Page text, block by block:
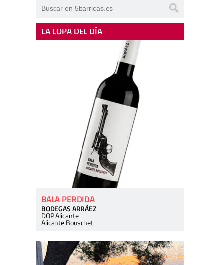
LA COPA DEL DÍA
BALA PERDIDA
BODEGAS ARRÁEZ
DOP Alicante
Alicante Bouschet